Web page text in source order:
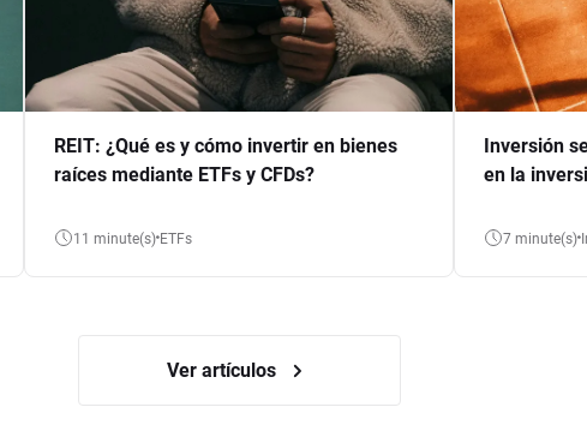
REIT: ¿Qué es y cómo invertir en bienes
raíces mediante ETFs y CFDs?
11 minute(s) ETFs
Inversión
en la
7 minute(s)
Ver artículos